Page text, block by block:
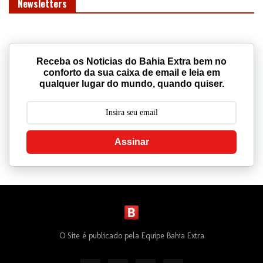
Newsletters
Receba os Noticias do Bahia Extra bem no
conforto da sua caixa de email e leia em
qualquer lugar do mundo, quando quiser.
Assinar
O Site é publicado pela Equipe Bahia Extra